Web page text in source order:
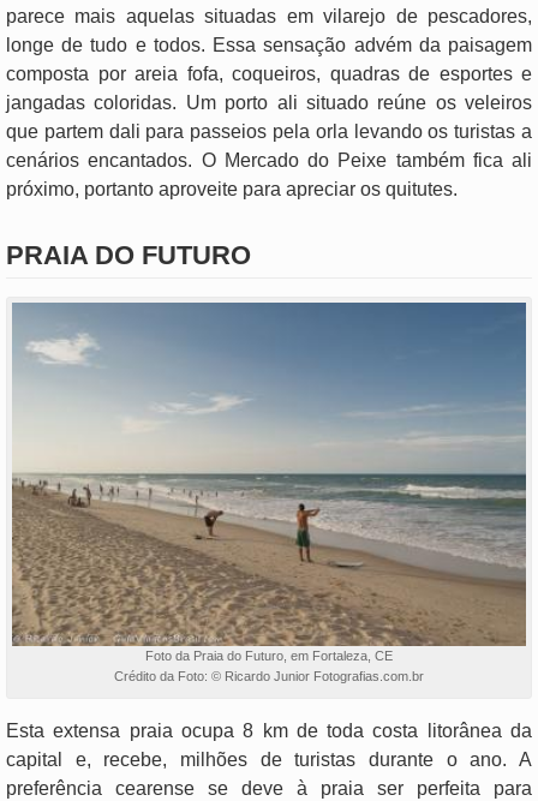
parece mais aquelas situadas em vilarejo de pescadores,
longe de tudo e todos. Essa sensação advém da paisagem
composta por areia fofa, coqueiros, quadras de esportes e
jangadas coloridas. Um porto ali situado reúne os veleiros
que partem dali para passeios pela orla levando os turistas a
cenários encantados. O Mercado do Peixe também fica ali
próximo, portanto aproveite para apreciar os quitutes.
PRAIA DO FUTURO
Foto da Praia do Futuro, em Fortaleza, CE
Crédito da Foto: © Ricardo Junior Fotografias.com.br
Esta extensa praia ocupa 8 km de toda costa litorânea da
capital e, recebe, milhões de turistas durante o ano. A
preferência cearense se deve à praia ser perfeita para